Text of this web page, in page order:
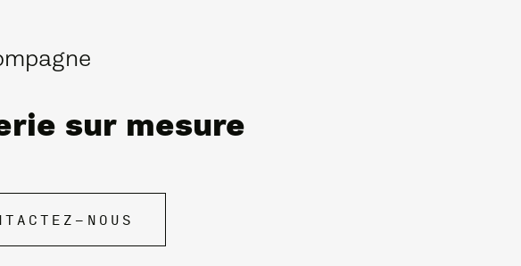
sur mesure
NOUS